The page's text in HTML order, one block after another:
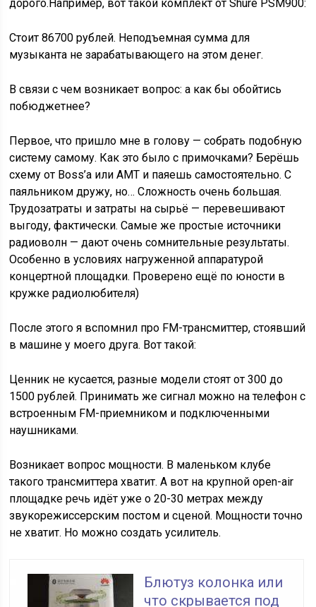
дорого.Например, вот такой комплект от Shure PSM900:
Стоит 86700 рублей. Неподъемная сумма для
музыканта не зарабатывающего на этом денег.
В связи с чем возникает вопрос: а как бы обойтись
побюджетнее?
Первое, что пришло мне в голову — собрать подобную
систему самому. Как это было с примочками? Берёшь
схему от Boss’а или AMT и паяешь самостоятельно. С
паяльником дружу, но… Сложность очень большая.
Трудозатраты и затраты на сырьё — перевешивают
выгоду, фактически. Самые же простые источники
радиоволн — дают очень сомнительные результаты.
Особенно в условиях нагруженной аппаратурой
концертной площадки. Проверено ещё по юности в
кружке радиолюбителя)
После этого я вспомнил про FM-трансмиттер, стоявший
в машине у моего друга. Вот такой:
Ценник не кусается, разные модели стоят от 300 до
1500 рублей. Принимать же сигнал можно на телефон с
встроенным FM-приемником и подключенными
наушниками.
Возникает вопрос мощности. В маленьком клубе
такого трансмиттера хватит. А вот на крупной open-air
площадке речь идёт уже о 20-30 метрах между
звукорежиссерским постом и сценой. Мощности точно
не хватит. Но можно создать усилитель.
Блютуз колонка или
что скрывается под